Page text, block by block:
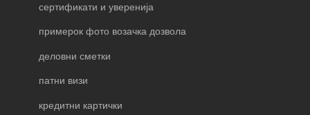
сертификати и уверенија
примерок фото возачка дозвола
деловни сметки
патни визи
кредитни картички